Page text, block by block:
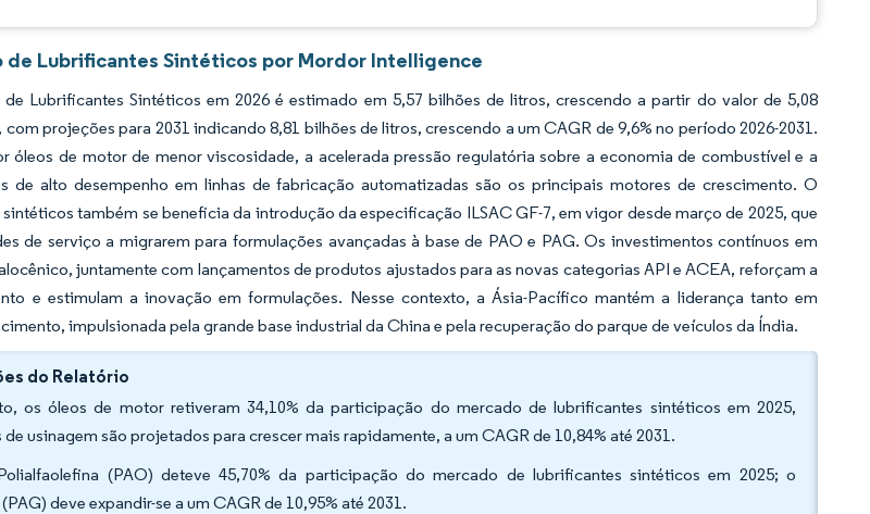
de Lubrificantes Sintéticos por Mordor Intelligence
Lubrificantes Sintéticos em 2026 é estimado em 5,57 bilhões de litros, crescendo a partir do valor de 5,08
projeções para 2031 indicando 8,81 bilhões de litros, crescendo a um CAGR de 9,6% no período 2026-2031.
óleos de motor de menor viscosidade, a acelerada pressão regulatória sobre a economia de combustível e a
de alto desempenho em linhas de fabricação automatizadas são os principais motores de crescimento. O
também se beneficia da introdução da especificação ILSAC GF-7, em vigor desde março de 2025, que
de serviço a migrarem para formulações avançadas à base de PAO e PAG. Os investimentos contínuos em
juntamente com lançamentos de produtos ajustados para as novas categorias API e ACEA, reforçam a
e estimulam a inovação em formulações. Nesse contexto, a Ásia-Pacífico mantém a liderança tanto em
impulsionada pela grande base industrial da China e pela recuperação do parque de veículos da Índia.
do Relatório
os óleos de motor retiveram 34,10% da participação do mercado de lubrificantes sintéticos em 2025,
usinagem são projetados para crescer mais rapidamente, a um CAGR de 10,84% até 2031.
(PAO) deteve 45,70% da participação do mercado de lubrificantes sintéticos em 2025; o
deve expandir-se a um CAGR de 10,95% até 2031.